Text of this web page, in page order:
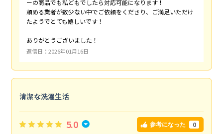
ーの商品でも私どもでしたら対応可能になります！
頼める業者が数少ない中でご依頼をくださり、ご満足いただけ
たようでとても嬉しいです！
ありがとうございました！
返信日：2026年01月16日
清潔な洗濯生活
5.0 参考になった 0